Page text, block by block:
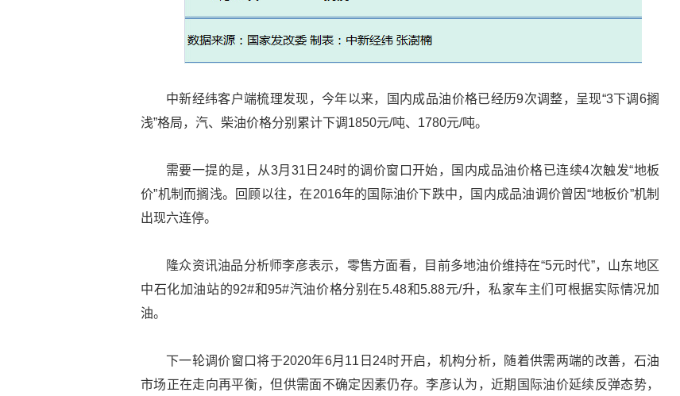
中新经纬客户端梳理发现，今年以来，国内成品油价格已经历9次调整，呈现“3下调6搁
浅”格局，汽、柴油价格分别累计下调1850元/吨、1780元/吨。
需要一提的是，从3月31日24时的调价窗口开始，国内成品油价格已连续4次触发“地板
价”机制而搁浅。回顾以往，在2016年的国际油价下跌中，国内成品油调价曾因“地板价”机制
出现六连停。
隆众资讯油品分析师李彦表示，零售方面看，目前多地油价维持在“5元时代”，山东地区
中石化加油站的92#和95#汽油价格分别在5.48和5.88元/升，私家车主们可根据实际情况加
油。
下一轮调价窗口将于2020年6月11日24时开启，机构分析，随着供需两端的改善，石油
市场正在走向再平衡，但供需面不确定因素仍存。李彦认为，近期国际油价延续反弹态势，